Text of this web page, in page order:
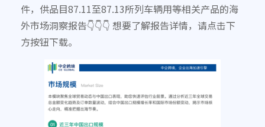
件，供品目87.11至87.13所列车辆用等相关产品的海
外市场洞察报告👇👇👇 想要了解报告详情，请点击下
方按钮下载。